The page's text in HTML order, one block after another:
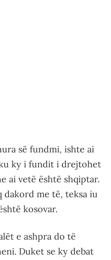
së fundmi, ishte ai
ky i fundit i drejtohet
ai vetë është shqiptar.
me të, teksa iu
kosovar.
e ashpra do të
Duket se ky debat